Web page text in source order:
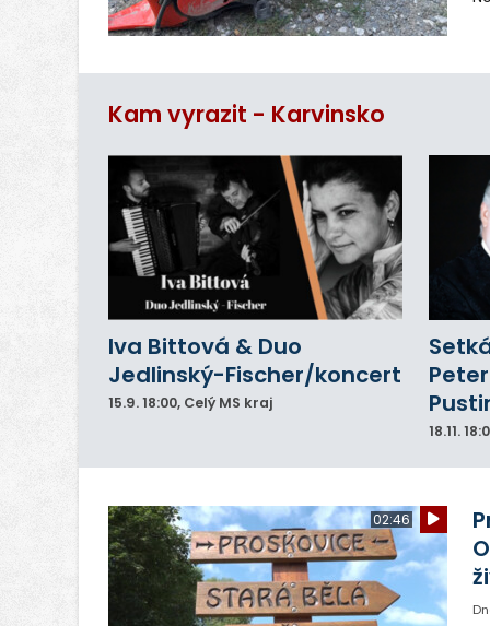
Kam vyrazit - Karvinsko
Iva Bittová & Duo
Jedlinský-Fischer/koncert
15.9.18:00, Celý MS kraj
18.11.
02:46